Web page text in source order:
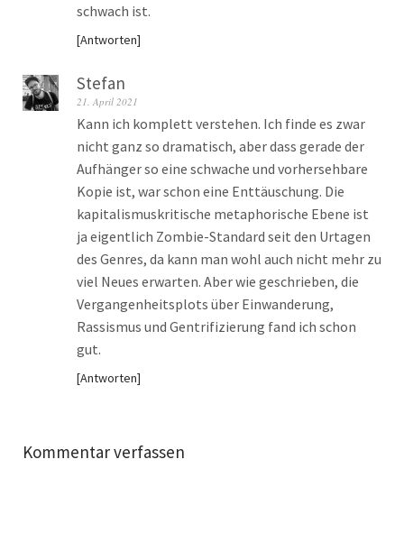
schwach ist.
Antworten
Stefan
21. April 2021
Kann ich komplett verstehen. Ich finde es zwar
nicht ganz so dramatisch, aber dass gerade der
Aufhänger so eine schwache und vorhersehbare
Kopie ist, war schon eine Enttäuschung. Die
kapitalismuskritische metaphorische Ebene ist
ja eigentlich Zombie-Standard seit den Urtagen
des Genres, da kann man wohl auch nicht mehr zu
viel Neues erwarten. Aber wie geschrieben, die
Vergangenheitsplots über Einwanderung,
Rassismus und Gentrifizierung fand ich schon
gut.
Antworten
Kommentar verfassen